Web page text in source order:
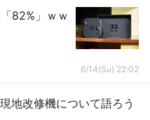
82%」ｗｗ
6/14(Su) 22:02
地改修機について語ろう